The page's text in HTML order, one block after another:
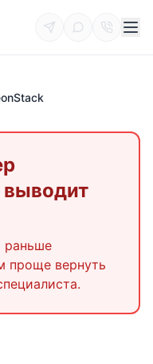
выводит
раньше
проще вернуть